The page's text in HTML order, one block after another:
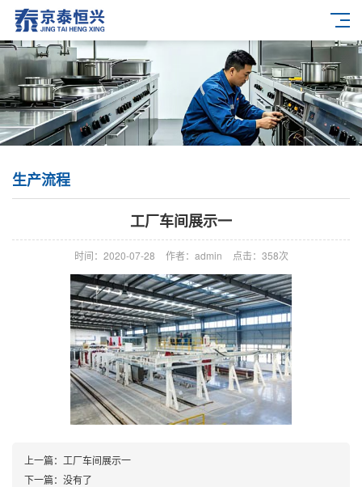
生产流程
工厂车间展示一
时间：2020-07-28 作者：admin 点击： 358次
上一篇： 工厂车间展示一
下一篇： 没有了